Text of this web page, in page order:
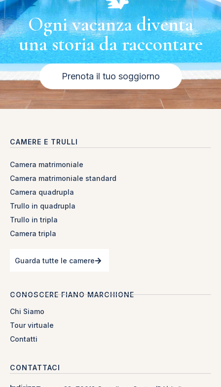
Ogni vacanza diventa
una storia da raccontare
Prenota il tuo soggiorno
CAMERE E TRULLI
Camera matrimoniale
Camera matrimoniale standard
Camera quadrupla
Trullo in quadrupla
Trullo in tripla
Camera tripla
Guarda tutte le camere
CONOSCERE FIANO MARCHIONE
Chi Siamo
Tour virtuale
Contatti
CONTATTACI